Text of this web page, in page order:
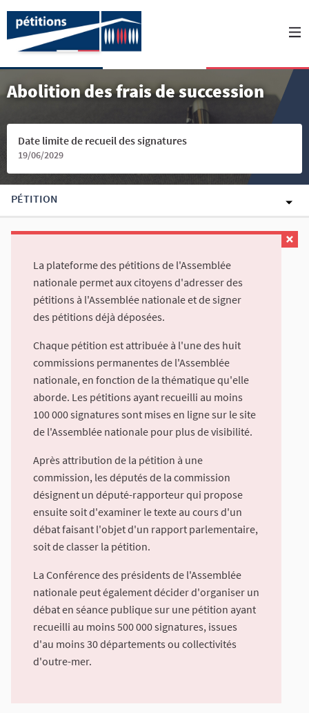
Abolition des frais de succession
Date limite de recueil des signatures
19/06/2029
PÉTITION
La plateforme des pétitions de l'Assemblée
nationale permet aux citoyens d'adresser des
pétitions à l'Assemblée nationale et de signer
des pétitions déjà déposées.
Chaque pétition est attribuée à l'une des huit
commissions permanentes de l'Assemblée
nationale, en fonction de la thématique qu'elle
aborde. Les pétitions ayant recueilli au moins
100 000 signatures sont mises en ligne sur le site
de l'Assemblée nationale pour plus de visibilité.
Après attribution de la pétition à une
commission, les députés de la commission
désignent un député-rapporteur qui propose
ensuite soit d'examiner le texte au cours d'un
débat faisant l'objet d'un rapport parlementaire,
soit de classer la pétition.
La Conférence des présidents de l'Assemblée
nationale peut également décider d'organiser un
débat en séance publique sur une pétition ayant
recueilli au moins 500 000 signatures, issues
d'au moins 30 départements ou collectivités
d'outre-mer.